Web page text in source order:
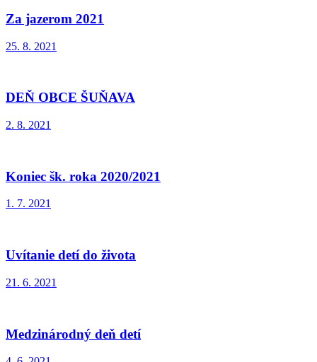
Za jazerom 2021
25. 8. 2021
DEŇ OBCE ŠUŇAVA
2. 8. 2021
Koniec šk. roka 2020/2021
1. 7. 2021
Uvítanie detí do života
21. 6. 2021
Medzinárodný deň detí